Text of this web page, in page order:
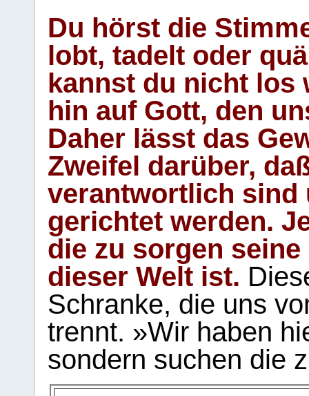
Du hörst die
lobt, tadelt oder
kannst du nicht los
hin auf Gott, den
Daher lässt das
Zweifel darüber,
verantwortlich sind
gerichtet werden.
die zu sorgen
dieser Welt ist.
Schranke, die uns
trennt. »Wir haben
sondern suchen die